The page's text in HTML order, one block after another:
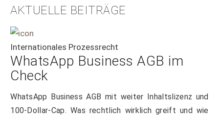
AKTUELLE BEITRÄGE
Internationales Prozessrecht
WhatsApp Business AGB im
Check
WhatsApp Business AGB mit weiter Inhaltslizenz und
100-Dollar-Cap. Was rechtlich wirklich greift und wie